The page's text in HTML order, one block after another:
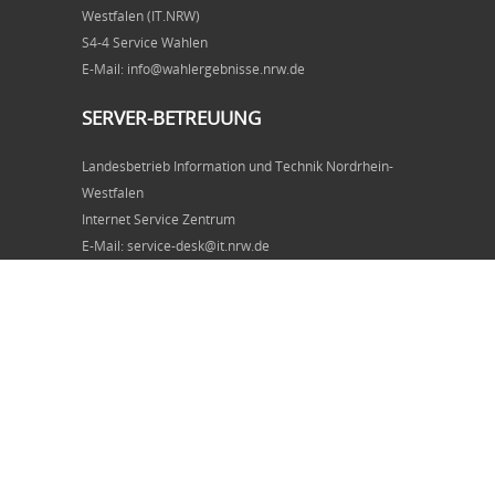
Westfalen (IT.NRW)
S4-4 Service Wahlen
E-Mail: info@wahlergebnisse.nrw.de
SERVER-BETREUUNG
Landesbetrieb Information und Technik Nordrhein-
Westfalen
Internet Service Zentrum
E-Mail: service-desk@it.nrw.de